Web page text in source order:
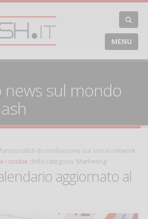
MENU
news sul mondo
di condivisione sui social network
i cookie della categoria 'Marketing'
aggiornato al